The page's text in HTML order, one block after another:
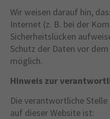
Wir weisen darauf hin,
Internet (z. B. bei der
Sicherheitslücken
Schutz der Daten vor
möglich.
Hinweis zur
Die verantwortliche
auf dieser Website ist: